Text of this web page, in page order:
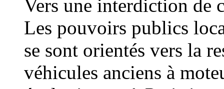
Vers une interdiction de
Les pouvoirs publics
se sont orientés vers la
véhicules anciens à